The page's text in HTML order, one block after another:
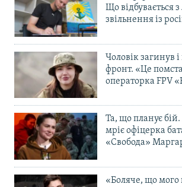
Що відбувається
звільнення із
Чоловік загинув
фронт. «Це
операторка FPV
Та, що планує
мріє офіцерка
«Свобода»
«Боляче, що